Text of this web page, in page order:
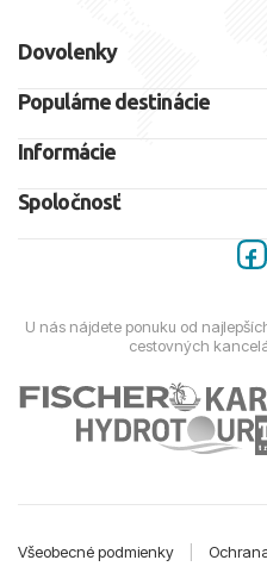
Dovolenky
Populárne destinácie
Informácie
Spoločnosť
U nás nájdete ponuku od
cestovných
Všeobecné podmienky